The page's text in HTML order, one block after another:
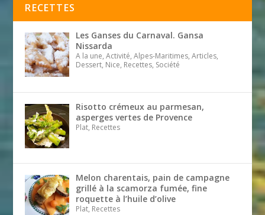
RECETTES
Les Ganses du Carnaval. Gansa
Nissarda
A la une, Activité, Alpes-Maritimes, Articles,
Dessert, Nice, Recettes, Société
Risotto crémeux au parmesan,
asperges vertes de Provence
Plat, Recettes
Melon charentais, pain de campagne
grillé à la scamorza fumée, fine
roquette à l’huile d’olive
Plat, Recettes